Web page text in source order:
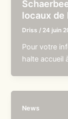
locaux de
Driss / 24 juin
Pour votre
halte accueil
News